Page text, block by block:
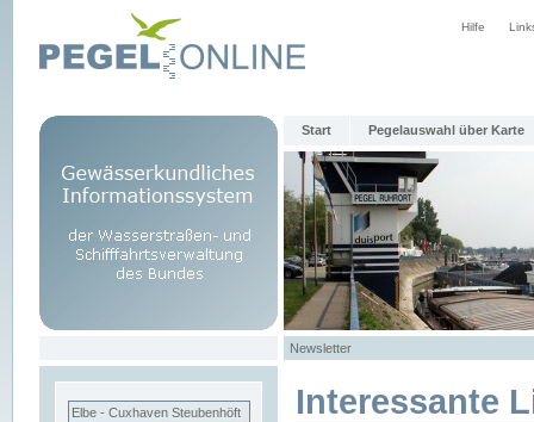
Hilfe
Start Pegelauswahl über Karte
Newsletter
Elbe - Cuxhaven Steubenhöft Interessante